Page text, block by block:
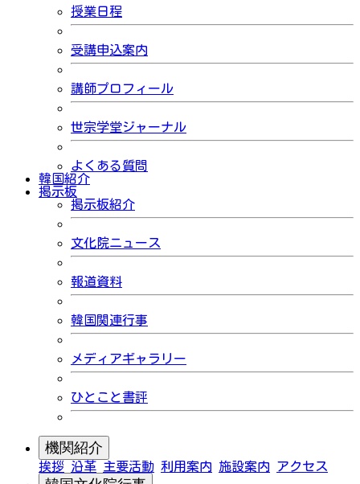
授業日程
受講申込案内
講師プロフィール
世宗学堂ジャーナル
よくある質問
韓国紹介
掲示板
掲示板紹介
文化院ニュース
報道資料
韓国関連行事
メディアギャラリー
ひとこと書評
機関紹介
挨拶 沿革 主要活動 利用案内 施設案内 アクセス